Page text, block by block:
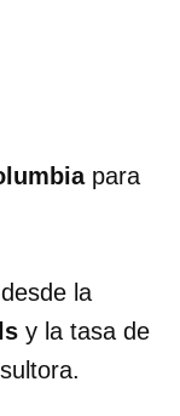
para
la
y la tasa de